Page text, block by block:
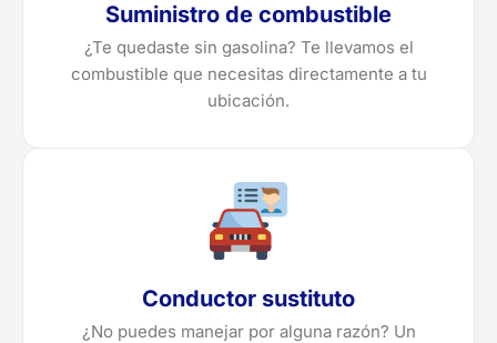
Suministro de combustible
¿Te quedaste sin gasolina? Te llevamos el
combustible que necesitas directamente a tu
ubicación.
Conductor sustituto
¿No puedes manejar por alguna razón? Un